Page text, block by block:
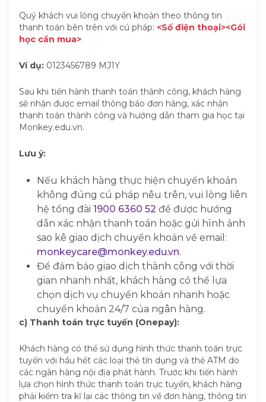
Quý khách vui lòng chuyển khoản theo thông tin
thanh toán bên trên với cú pháp: <Số điện thoại><Gói
học cần mua>
Ví dụ: 0123456789 MJ1Y
Sau khi tiến hành thanh toán thành công, khách hàng
sẽ nhận được email thông báo đơn hàng, xác nhận
thanh toán thành công và hướng dẫn tham gia học tại
Monkey.edu.vn.
Lưu ý:
Nếu khách hàng thực hiện chuyển khoản
không đúng cú pháp nêu trên, vui lòng liên
hệ tổng đài 1900 6360 52 để được hướng
dẫn xác nhận thanh toán hoặc gửi hình ảnh
sao kê giao dịch chuyển khoản về email:
monkeycare@monkey.edu.vn.
Để đảm bảo giao dịch thành công với thời
gian nhanh nhất, khách hàng có thể lựa
chọn dịch vụ chuyển khoản nhanh hoặc
chuyển khoản 24/7 của ngân hàng.
c) Thanh toán trực tuyến (Onepay):
Khách hàng có thể sử dụng hình thức thanh toán trực
tuyến với hầu hết các loại thẻ tín dụng và thẻ ATM do
các ngân hàng nội địa phát hành. Trước khi tiến hành
lựa chọn hình thức thanh toán trực tuyến, khách hàng
phải kiểm tra kĩ lại các thông tin về đơn hàng, thông tin